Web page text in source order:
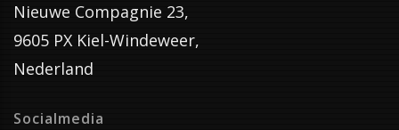
Nieuwe Compagnie 23,
9605 PX Kiel-Windeweer,
Nederland
Socialmedia